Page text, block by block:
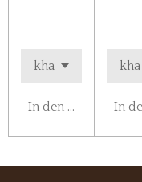
In den Warenkorb
In